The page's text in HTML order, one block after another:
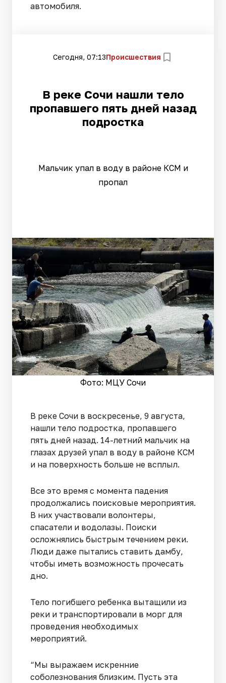
автомобиля.
Сегодня, 07:13Происшествия
В реке Сочи нашли тело
пропавшего пять дней назад
подростка
Мальчик упал в воду в районе КСМ и
пропал
Фото: МЦУ Сочи
В реке Сочи в воскресенье, 9 августа,
нашли тело подростка, пропавшего
пять дней назад. 14-летний мальчик на
глазах друзей упал в воду в районе КСМ
и на поверхность больше не всплыл.
Все это время с момента падения
продолжались поисковые мероприятия.
В них участвовали волонтеры,
спасатели и водолазы. Поиски
осложнялись быстрым течением реки.
Люди даже пытались ставить дамбу,
чтобы иметь возможность прочесать
дно.
Тело погибшего ребенка вытащили из
реки и транспортировали в морг для
проведения необходимых
мероприятий.
“Мы выражаем искренние
соболезнования близким. Пусть эта